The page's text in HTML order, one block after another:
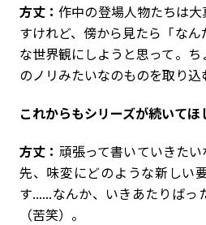
方丈：作中の登場人物たちは
すけれど、傍から見たら「な
な世界観にしようと思って。
のノリみたいなのものを取り込
――これからもシリーズが続いて
方丈： 頑張って書いていきた
先、味変にどのような新しい
す......なんか、いきあたりば
（苦笑）。